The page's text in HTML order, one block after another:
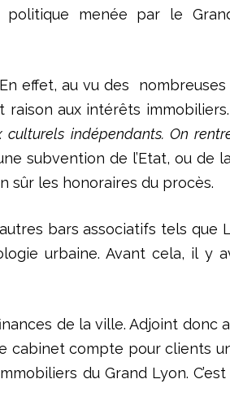
politique menée par le
effet, au vu des
aux intérêts immobiliers.
indépendants. On
subvention de l’Etat, ou de
sûr les honoraires du procès.
bars associatifs tels que
urbaine. Avant cela, il y
de la ville. Adjoint donc
cabinet compte pour clients
du Grand Lyon. C’est